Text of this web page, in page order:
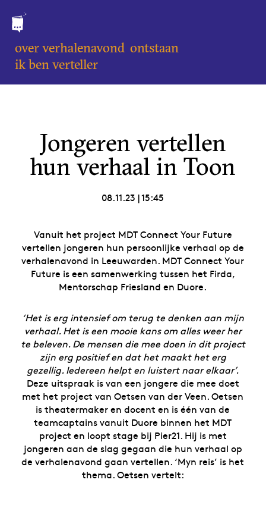
over verhalenavond ontstaan
ik ben verteller
Jongeren vertellen
hun verhaal in Toon
08.11.23 |15:45
Vanuit het project MDT Connect Your Future
vertellen jongeren hun persoonlijke verhaal op de
verhalenavond in Leeuwarden. MDT Connect Your
Future is een samenwerking tussen het Firda,
Mentorschap Friesland en Duore.
‘Het is erg intensief om terug te denken aan mijn
verhaal. Het is een mooie kans om alles weer her
te beleven. De mensen die mee doen in dit project
zijn erg positief en dat het maakt het erg
gezellig. Iedereen helpt en luistert naar elkaar’.
Deze uitspraak is van een jongere die mee doet
met het project van Oetsen van der Veen. Oetsen
is theatermaker en docent en is één van de
teamcaptains vanuit Duore binnen het MDT
project en loopt stage bij Pier21. Hij is met
jongeren aan de slag gegaan die hun verhaal op
de verhalenavond gaan vertellen. ‘Myn reis’ is het
thema. Oetsen vertelt: